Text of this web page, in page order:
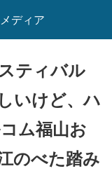
ディア
ティバル
いけど、ハ
ム福山お
のべた踏み